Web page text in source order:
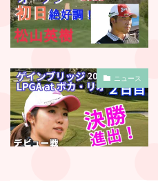
ニュース